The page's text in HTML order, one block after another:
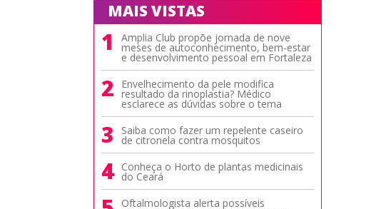
MAIS VISTAS
1 Amplia Club propõe jornada de nove
meses de autoconhecimento, bem-estar
e desenvolvimento pessoal em Fortaleza
2 Envelhecimento da pele modifica
resultado da rinoplastia? Médico
esclarece as dúvidas sobre o tema
3 Saiba como fazer um repelente caseiro
de citronela contra mosquitos
4 Conheça o Horto de plantas medicinais
do Ceará
Oftalmologista alerta possíveis